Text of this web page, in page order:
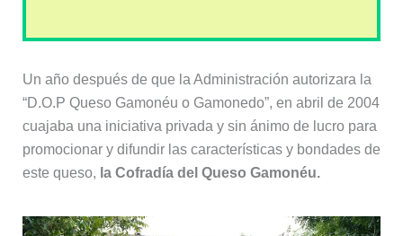
Un año después de que la Administración autorizara la
“D.O.P Queso Gamonéu o Gamonedo”, en abril de 2004
cuajaba una iniciativa privada y sin ánimo de lucro para
promocionar y difundir las características y bondades de
este queso, la Cofradía del Queso Gamonéu.